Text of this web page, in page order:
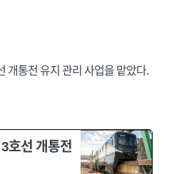
개통전 유지 관리 사업을 맡았다.
호선 개통전